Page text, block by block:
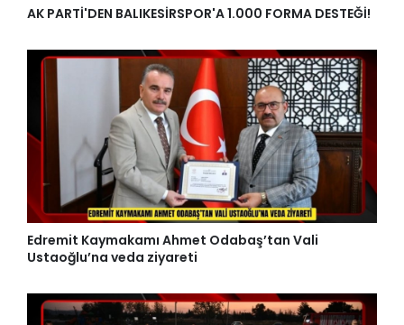
AK PARTİ'DEN BALIKESİRSPOR'A 1.000 FORMA DESTEĞİ!
Edremit Kaymakamı Ahmet Odabaş’tan Vali
Ustaoğlu’na veda ziyareti